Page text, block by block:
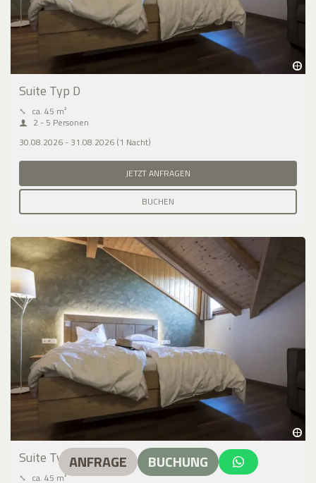
Suite Typ D
⤡ ca. 45 m²
2 - 5 Personen
30.08.2026 - 31.08.2026 (1 Nacht)
JETZT ANFRAGEN
BUCHEN
Suite Typ D
⤡ ca. 45 m²
ANFRAGE BUCHUNG